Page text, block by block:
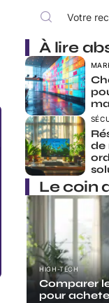
À lire
de
Le coin
HIGH-TECH
Comparer
pour